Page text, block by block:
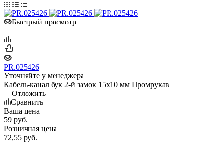
Быстрый просмотр
PR.025426
Уточняйте у менеджера
Кабель-канал бук 2-й замок 15х10 мм Промрукав
Отложить
Сравнить
Ваша цена
59 руб.
Розничная цена
72,55 руб.